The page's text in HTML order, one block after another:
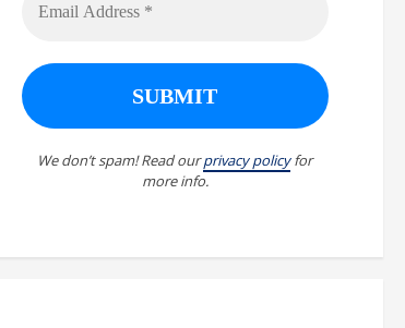
We don’t spam! Read ourprivacy policyfor
more info.